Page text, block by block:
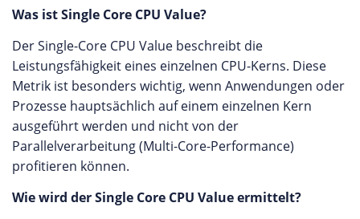
Was ist Single Core CPU Value?
Der Single-Core CPU Value beschreibt die
Leistungsfähigkeit eines einzelnen CPU-Kerns. Diese
Metrik ist besonders wichtig, wenn Anwendungen oder
Prozesse hauptsächlich auf einem einzelnen Kern
ausgeführt werden und nicht von der
Parallelverarbeitung (Multi-Core-Performance)
profitieren können.
Wie wird der Single Core CPU Value ermittelt?